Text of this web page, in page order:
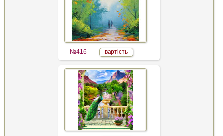
№416 вартість